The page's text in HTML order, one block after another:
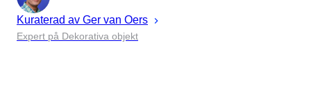
Kuraterad av Ger van Oers
Expert på Dekorativa objekt